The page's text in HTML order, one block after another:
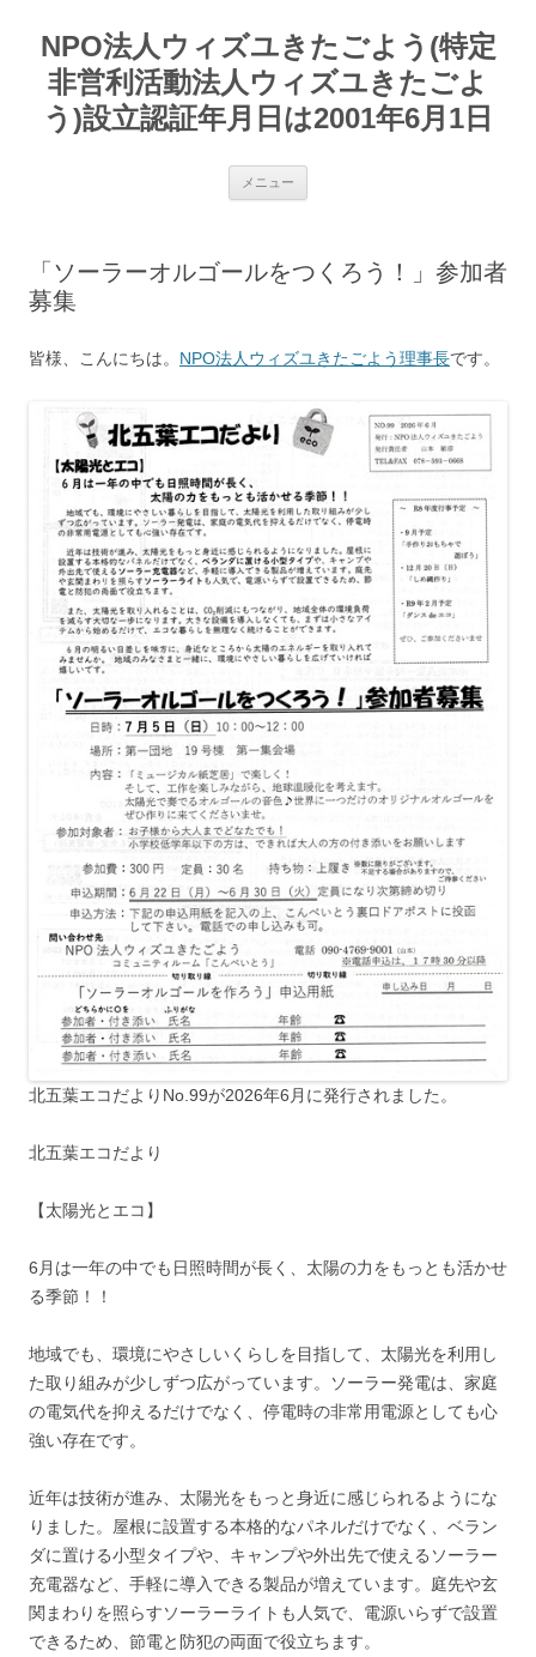
テ
ンNPO法人ウィズユきたごよう(特定
非営利活動法人ウィズユきたごよ
う)設立認証年月日は2001年6月1日
メニュー
「ソーラーオルゴールをつくろう！」参加者
募集
皆様、こんにちは。 NPO法人ウィズユきたごよう理事長です。
北五葉エコだよりNo.99が2026年6月に発行されました。
北五葉エコだより
【太陽光とエコ】
6月は一年の中でも日照時間が長く、太陽の力をもっとも活かせ
る季節！！
地域でも、環境にやさしいくらしを目指して、太陽光を利用し
た取り組みが少しずつ広がっています。ソーラー発電は、家庭
の電気代を抑えるだけでなく、停電時の非常用電源としても心
強い存在です。
近年は技術が進み、太陽光をもっと身近に感じられるようにな
りました。屋根に設置する本格的なパネルだけでなく、ベラン
ダに置ける小型タイプや、キャンプや外出先で使えるソーラー
充電器など、手軽に導入できる製品が増えています。庭先や玄
関まわりを照らすソーラーライトも人気で、電源いらずで設置
できるため、節電と防犯の両面で役立ちます。